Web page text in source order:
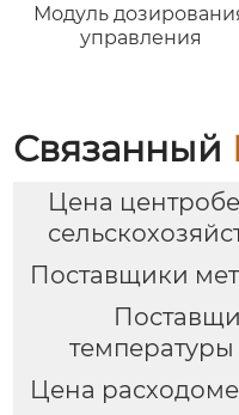
Модуль
управления
Связанный
Цена
Поставщики
Цена